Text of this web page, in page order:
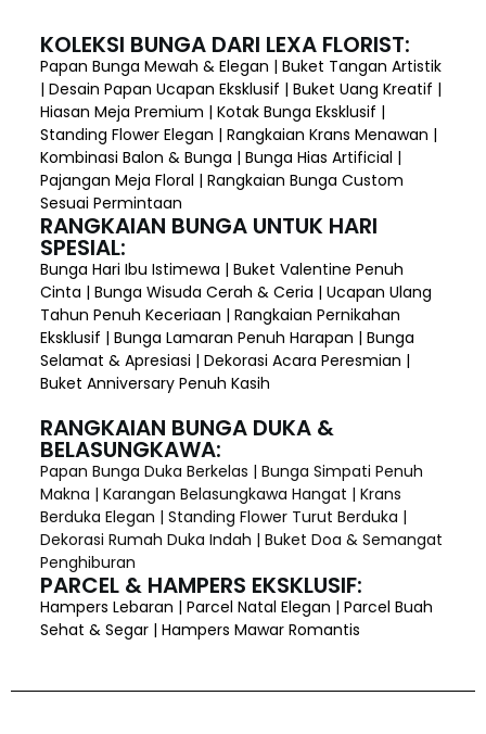
KOLEKSI BUNGA DARI LEXA FLORIST:
Papan Bunga Mewah & Elegan | Buket Tangan Artistik
| Desain Papan Ucapan Eksklusif | Buket Uang Kreatif |
Hiasan Meja Premium | Kotak Bunga Eksklusif |
Standing Flower Elegan | Rangkaian Krans Menawan |
Kombinasi Balon & Bunga | Bunga Hias Artificial |
Pajangan Meja Floral | Rangkaian Bunga Custom
Sesuai Permintaan
RANGKAIAN BUNGA UNTUK HARI
SPESIAL:
Bunga Hari Ibu Istimewa | Buket Valentine Penuh
Cinta | Bunga Wisuda Cerah & Ceria | Ucapan Ulang
Tahun Penuh Keceriaan | Rangkaian Pernikahan
Eksklusif | Bunga Lamaran Penuh Harapan | Bunga
Selamat & Apresiasi | Dekorasi Acara Peresmian |
Buket Anniversary Penuh Kasih
RANGKAIAN BUNGA DUKA &
BELASUNGKAWA:
Papan Bunga Duka Berkelas | Bunga Simpati Penuh
Makna | Karangan Belasungkawa Hangat | Krans
Berduka Elegan | Standing Flower Turut Berduka |
Dekorasi Rumah Duka Indah | Buket Doa & Semangat
Penghiburan
PARCEL & HAMPERS EKSKLUSIF:
Hampers Lebaran | Parcel Natal Elegan | Parcel Buah
Sehat & Segar | Hampers Mawar Romantis